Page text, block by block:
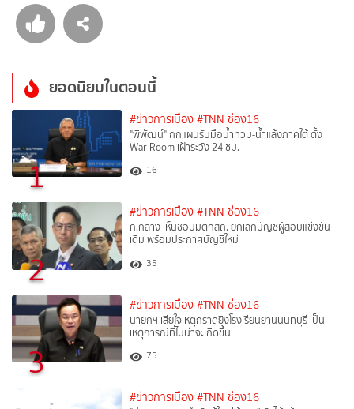
ยอดนิยมในตอนนี้
1
#ข่าวการเมือง #TNN ช่อง16
"พิพัฒน์" ถกแผนรับมือน้ำท่วม-น้ำแล้งภาคใต้ ตั้ง
War Room เฝ้าระวัง 24 ชม.
16
2
#ข่าวการเมือง #TNN ช่อง16
ก.กลาง เห็นชอบมติกสถ. ยกเลิกบัญชีผู้สอบแข่งขัน
เดิม พร้อมประกาศบัญชีใหม่
35
3
#ข่าวการเมือง #TNN ช่อง16
นายกฯ เสียใจเหตุกราดยิงโรงเรียนย่านนนทบุรี เป็น
เหตุการณ์ที่ไม่น่าจะเกิดขึ้น
75
#ข่าวการเมือง #TNN ช่อง16